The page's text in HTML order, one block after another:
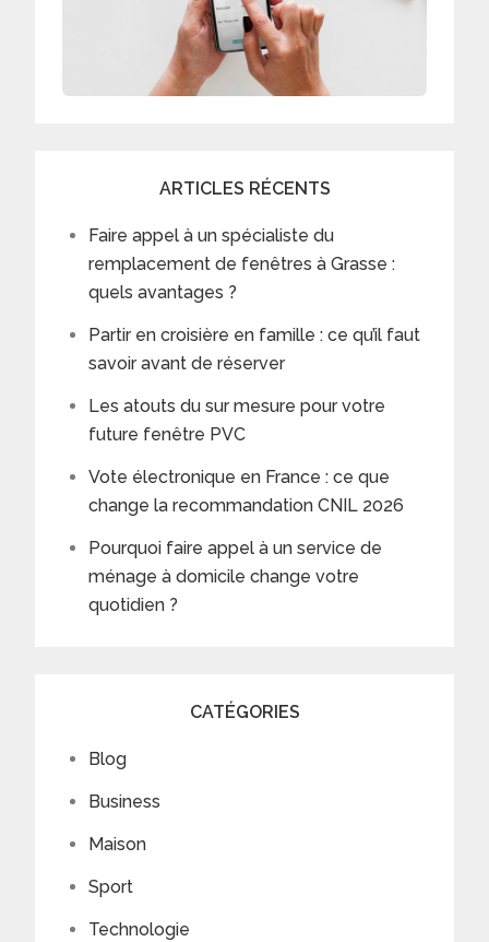
ARTICLES RÉCENTS
Faire appel à un spécialiste du
remplacement de fenêtres à Grasse :
quels avantages ?
Partir en croisière en famille : ce qu’il faut
savoir avant de réserver
Les atouts du sur mesure pour votre
future fenêtre PVC
Vote électronique en France : ce que
change la recommandation CNIL 2026
Pourquoi faire appel à un service de
ménage à domicile change votre
quotidien ?
CATÉGORIES
Blog
Business
Maison
Sport
Technologie